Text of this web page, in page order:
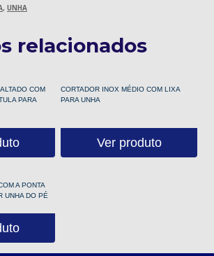
, UNHA
relacionados
COM
PARA
CORTADOR INOX MÉDIO COM LIXA
PARA UNHA
Ver produto
A PONTA
UNHA DO PÉ